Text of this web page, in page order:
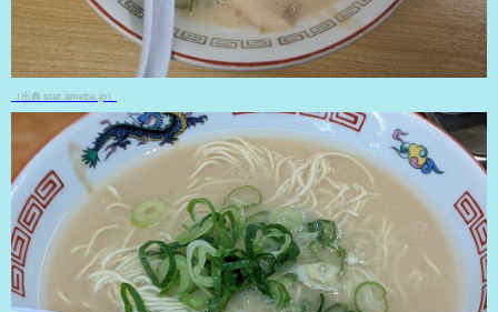
（出典 stat.ameba.jp）